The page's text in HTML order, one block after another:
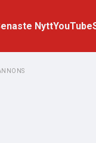
NyttYouTube